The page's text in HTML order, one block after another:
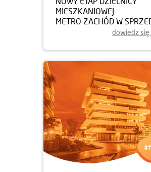
MIESZKANIOWEJ
METRO ZACHÓD W
dowiedz się